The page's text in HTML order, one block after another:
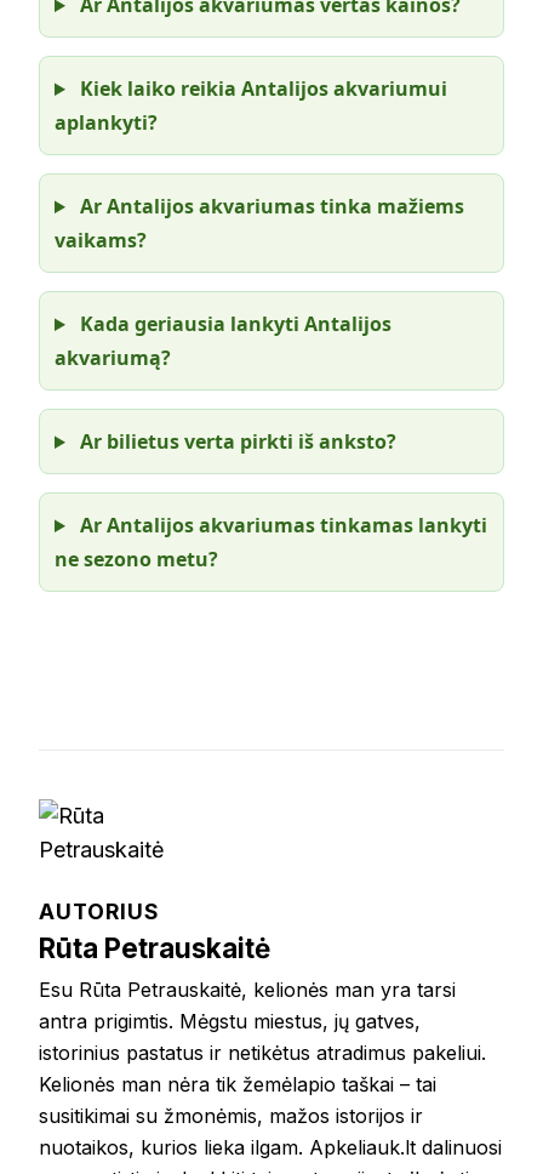
Kiek laiko reikia Antalijos akvariumui
aplankyti?
Ar Antalijos akvariumas tinka mažiems
vaikams?
Kada geriausia lankyti Antalijos
akvariumą?
Ar bilietus verta pirkti iš anksto?
Ar Antalijos akvariumas tinkamas lankyti
ne sezono metu?
AUTORIUS
Rūta Petrauskaitė
Esu Rūta Petrauskaitė, kelionės man yra tarsi
antra prigimtis. Mėgstu miestus, jų gatves,
istorinius pastatus ir netikėtus atradimus pakeliui.
Kelionės man nėra tik žemėlapio taškai – tai
susitikimai su žmonėmis, mažos istorijos ir
nuotaikos, kurios lieka ilgam. Apkeliauk.lt dalinuosi